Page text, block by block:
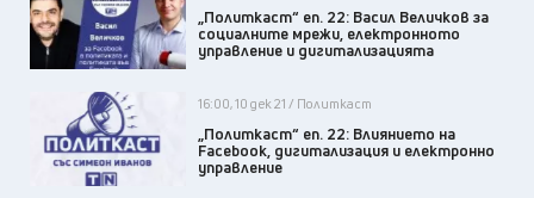
„Политкаст“ еп. 22: Васил Величков за
социалните мрежи, електронното
управление и дигитализацията
16:00, 10 дек 21 / Политкаст
„Политкаст“ еп. 22: Влиянието на
Facebook, дигитализация и електронно
управление